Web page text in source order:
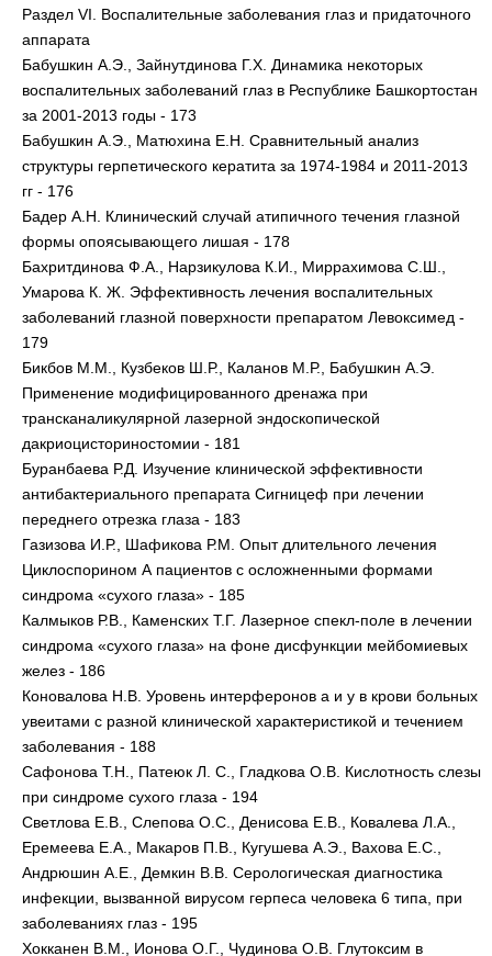
Раздел VI. Воспалительные заболевания глаз и придаточного
аппарата
Бабушкин А.Э., Зайнутдинова Г.Х. Динамика некоторых
воспалительных заболеваний глаз в Республике Башкортостан
за 2001-2013 годы - 173
Бабушкин А.Э., Матюхина Е.Н. Сравнительный анализ
структуры герпетического кератита за 1974-1984 и 2011-2013
гг - 176
Бадер А.Н. Клинический случай атипичного течения глазной
формы опоясывающего лишая - 178
Бахритдинова Ф.А., Нарзикулова К.И., Миррахимова С.Ш.,
Умарова К. Ж. Эффективность лечения воспалительных
заболеваний глазной поверхности препаратом Левоксимед -
179
Бикбов М.М., Кузбеков Ш.Р., Каланов М.Р., Бабушкин А.Э.
Применение модифицированного дренажа при
трансканаликулярной лазерной эндоскопической
дакриоцисториностомии - 181
Буранбаева Р.Д. Изучение клинической эффективности
антибактериального препарата Сигницеф при лечении
переднего отрезка глаза - 183
Газизова И.Р., Шафикова Р.М. Опыт длительного лечения
Циклоспорином А пациентов с осложненными формами
синдрома «сухого глаза» - 185
Калмыков Р.В., Каменских Т.Г. Лазерное спекл-поле в лечении
синдрома «сухого глаза» на фоне дисфункции мейбомиевых
желез - 186
Коновалова Н.В. Уровень интерферонов а и у в крови больных
увеитами с разной клинической характеристикой и течением
заболевания - 188
Сафонова Т.Н., Патеюк Л. С., Гладкова О.В. Кислотность слезы
при синдроме сухого глаза - 194
Светлова Е.В., Слепова О.С., Денисова Е.В., Ковалева Л.А.,
Еремеева Е.А., Макаров П.В., Кугушева А.Э., Вахова Е.С.,
Андрюшин А.Е., Демкин В.В. Серологическая диагностика
инфекции, вызванной вирусом герпеса человека 6 типа, при
заболеваниях глаз - 195
Хокканен В.М., Ионова О.Г., Чудинова О.В. Глутоксим в